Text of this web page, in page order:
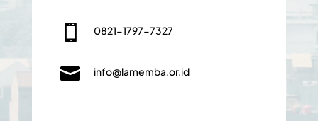
 0821-1797-7327
 info@lamemba.or.id